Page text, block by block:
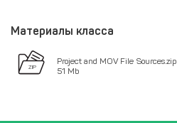
Материалы класса
Project and MOV File Sources.zip
51 Mb